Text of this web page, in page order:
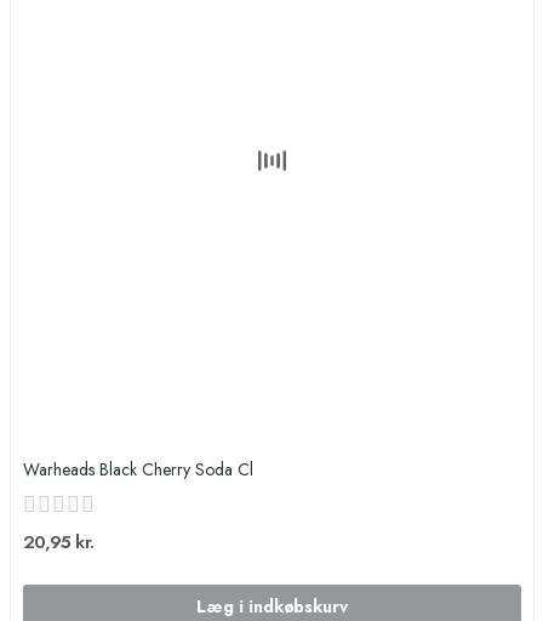
Warheads Black Cherry Soda Cl
20,95 kr.
Læg i indkøbskurv